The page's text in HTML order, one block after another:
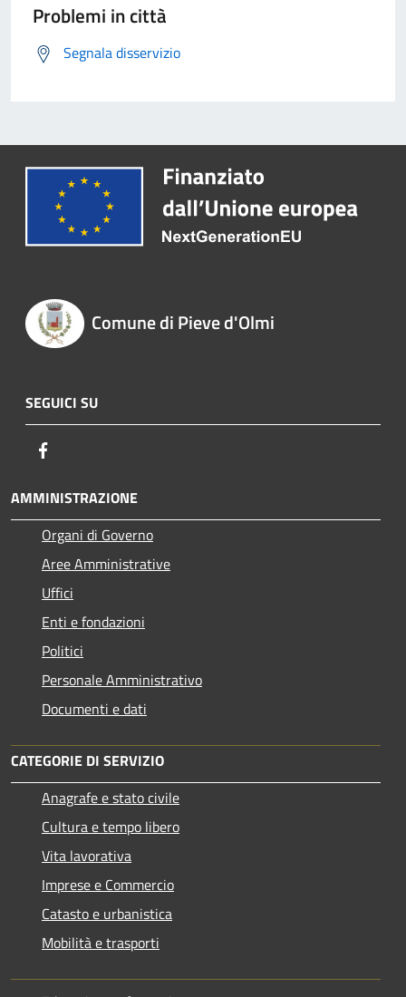
Problemi in città
Segnala disservizio
Comune di Pieve d'Olmi
SEGUICI SU
AMMINISTRAZIONE
Organi di Governo
Aree Amministrative
Uffici
Enti e fondazioni
Politici
Personale Amministrativo
Documenti e dati
CATEGORIE DI SERVIZIO
Anagrafe e stato civile
Cultura e tempo libero
Vita lavorativa
Imprese e Commercio
Catasto e urbanistica
Mobilità e trasporti